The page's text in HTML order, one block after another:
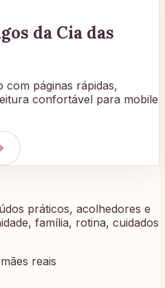
da Cia das
com páginas rápidas,
confortável para mobile
práticos, acolhedores e
família, rotina, cuidados
reais